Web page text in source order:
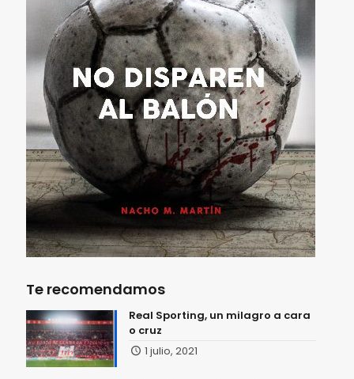
Te recomendamos
Real Sporting, un milagro a cara
o cruz
1 julio, 2021